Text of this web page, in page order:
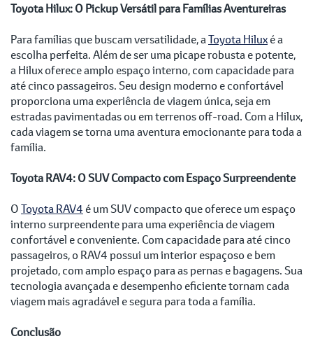
Toyota Hilux: O Pickup Versátil para Famílias Aventureiras
Para famílias que buscam versatilidade, aToyota Hiluxé a
escolha perfeita. Além de ser uma picape robusta e potente,
a Hilux oferece amplo espaço interno, com capacidade para
até cinco passageiros. Seu design moderno e confortável
proporciona uma experiência de viagem única, seja em
estradas pavimentadas ou em terrenos off-road. Com a Hilux,
cada viagem se torna uma aventura emocionante para toda a
família.
Toyota RAV4: O SUV Compacto com Espaço Surpreendente
OToyota RAV4 é um SUV compacto que oferece um espaço
interno surpreendente para uma experiência de viagem
confortável e conveniente. Com capacidade para até cinco
passageiros, o RAV4 possui um interior espaçoso e bem
projetado, com amplo espaço para as pernas e bagagens. Sua
tecnologia avançada e desempenho eficiente tornam cada
viagem mais agradável e segura para toda a família.
Conclusão